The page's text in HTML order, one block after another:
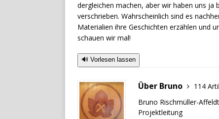
dergleichen machen, aber wir haben uns
verschrieben. Wahrscheinlich sind es
Materialien ihre Geschichten erzählen und
schauen wir mal!
🔊 Vorlesen lassen
Über Bruno
114
Bruno Rischmüller-
Projektleitung